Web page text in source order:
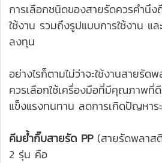
การเลือกชนิดของสายรัดควรคำนึง
ใช้งาน รวมถึงรูปแบบการใช้งาน แ
ลงทุน
อย่างไรก็ตามไม่ว่าจะใช้งานสายรัด
ควรเลือกใช้เครื่องมือที่มีคุณภาพที่
แข็งแรงทนทาน ลดการเกิดปัญหาร
คีมย้ำกิ๊บสายรัด PP(สายรัดพลาส
2 รุ่น คือ